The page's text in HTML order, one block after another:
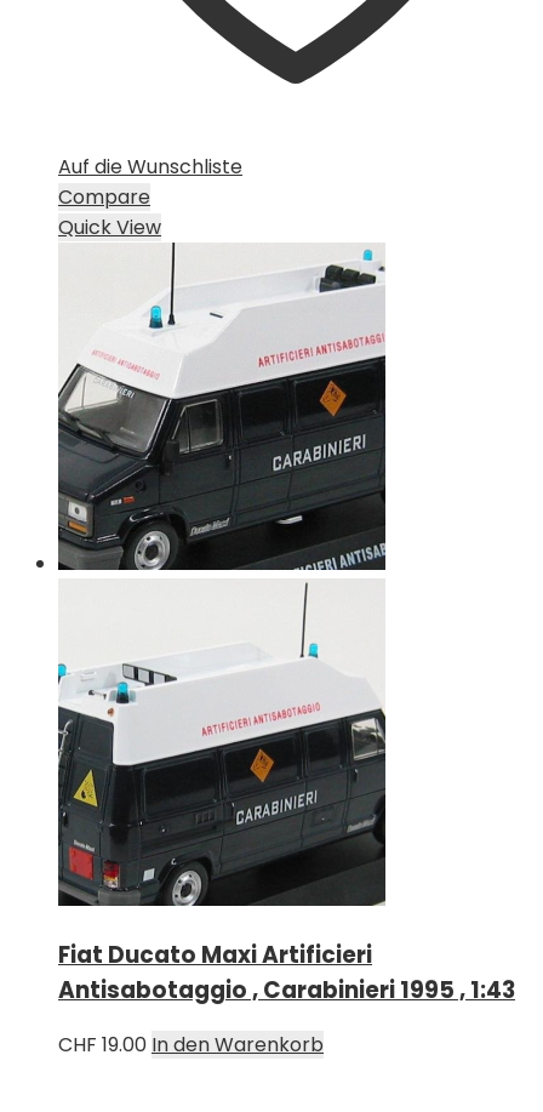
Auf die Wunschliste
Compare
Quick View
Fiat Ducato Maxi Artificieri
Antisabotaggio , Carabinieri 1995 , 1:43
CHF 19.00 In den Warenkorb